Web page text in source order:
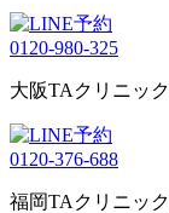
0120-980-325
大阪TAクリニック
0120-376-688
福岡TAクリニック